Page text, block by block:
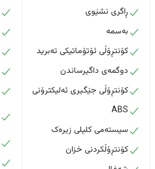
ڕاگری نشێوی
بەسمە
کۆنتڕۆڵی ئۆتۆماتیکی تەبرید
دوگمەی داگیرساندن
کۆنتڕۆڵی جێگیری ئەلیکترۆنی
ABS
سیستەمی کلیلی زیرەک
کۆنتڕۆڵکردنی خزان